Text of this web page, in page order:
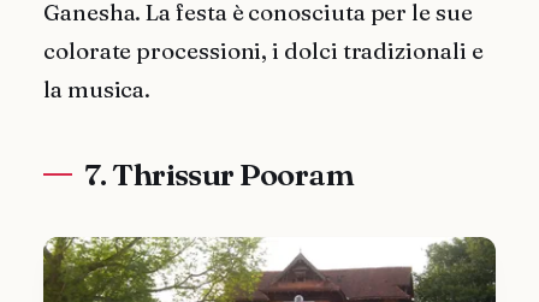
Ganesha. La festa è conosciuta per le sue
colorate processioni, i dolci tradizionali e
la musica.
7. Thrissur Pooram